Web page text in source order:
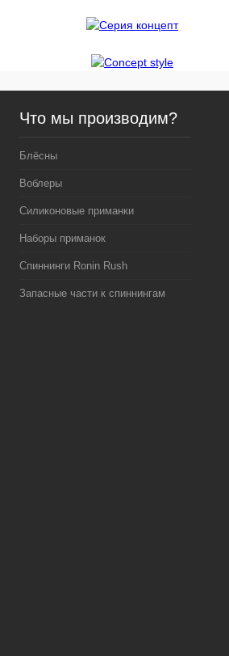
Что мы производим?
Блёсны
Воблеры
Силиконовые приманки
Наборы приманок
Спиннинги Ronin Rush
Запасные части к спиннингам